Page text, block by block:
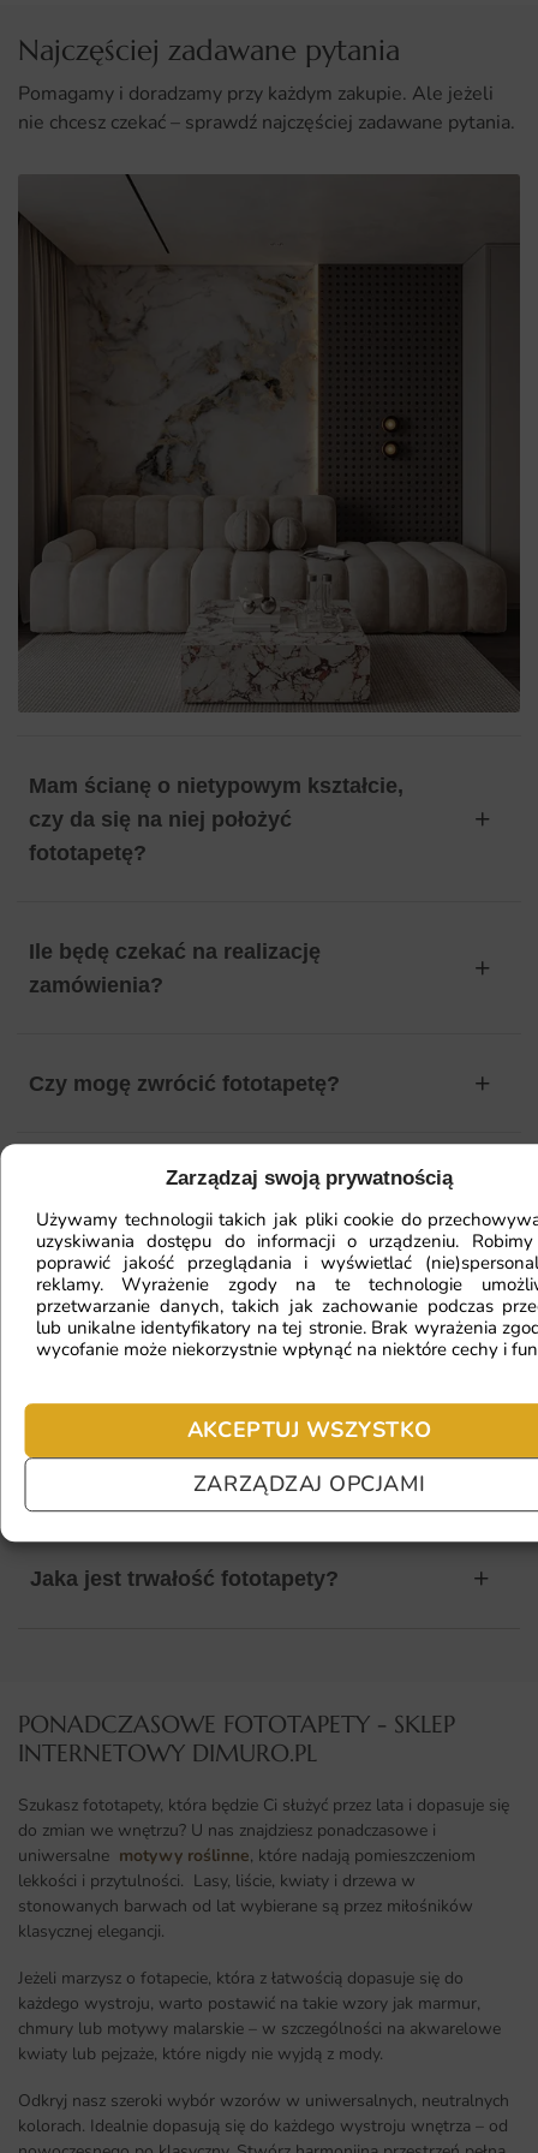
Zarządzaj swoją prywatnością
Używamy technologii takich jak pliki cookie do
uzyskiwania dostępu do informacji o urządzeniu.
poprawić jakość przeglądania i wyświetlać
reklamy. Wyrażenie zgody na te technologie
przetwarzanie danych, takich jak zachowanie podczas
lub unikalne identyfikatory na tej stronie. Brak wyrażenia
wycofanie może niekorzystnie wpłynąć na niektóre cechy i
AKCEPTUJ WSZYSTKO
ZARZĄDZAJ OPCJAMI
Uniwersalny design, który pasuje do różnych stylów
wnętrzarskich.
Łatwy montaż, który nie wymaga specjalistycznych
Inspirowanie dzieci do kreatywności i odkrywania świata.
Najczęściej zadawane pytania
Pomagamy i doradzamy przy każdym zakupie. Ale jeżeli
nie chcesz czekać – sprawdź najczęściej zadawane pytania.
Mam ścianę o nietypowym kształcie,
czy da się na niej położyć
fototapetę?
Ile będę czekać na realizację
zamówienia?
Czy mogę zwrócić fototapetę?
Jak zamontować fototapetę? / Jak
przygotować ścianę?
Fototapeta ma inny kolor na telefonie
a inny na komputerze. Jak sprawdzić
Jaki materiał wybrać?
Jaka jest trwałość fototapety?
PONADCZASOWE FOTOTAPETY - SKLEP
INTERNETOWY DIMURO.PL​
Szukasz fototapety, która będzie Ci służyć przez lata i dopasuje się
do zmian we wnętrzu? U nas znajdziesz ponadczasowe i
uniwersalne motywy roślinne, które nadają pomieszczeniom
lekkości i przytulności. Lasy, liście, kwiaty i drzewa w
stonowanych barwach od lat wybierane są przez miłośników
klasycznej elegancji.
Jeżeli marzysz o fotapecie, która z łatwością dopasuje się do
każdego wystroju, warto postawić na takie wzory jak marmur,
chmury lub motywy malarskie – w szczególności na akwarelowe
kwiaty lub pejzaże, które nigdy nie wyjdą z mody.
Odkryj nasz szeroki wybór wzorów w uniwersalnych, neutralnych
kolorach. Idealnie dopasują się do każdego wystroju wnętrza – od